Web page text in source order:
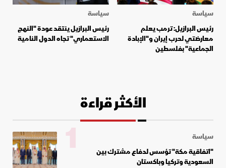
سياسة
رئيس البرازيل: ترمب يعلم
معارضتي لحرب إيران و"الإبادة
الجماعية" بفلسطين
سياسة
رئيس البرازيل ينتقد عودة "النهج
الاستعماري" تجاه الدول النامية
الأكثر قراءة
سياسة
"اتفاقية مكة" تؤسس لدفاع مشترك بين
السعودية وتركيا وباكستان
1